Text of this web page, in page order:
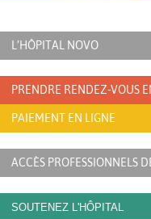
L’HÔPITAL NOVO
PRENDRE RENDEZ-VOUS
PAIEMENT EN LIGNE
ACCÈS PROFESSIONNELS
SOUTENEZ L'HÔPITAL